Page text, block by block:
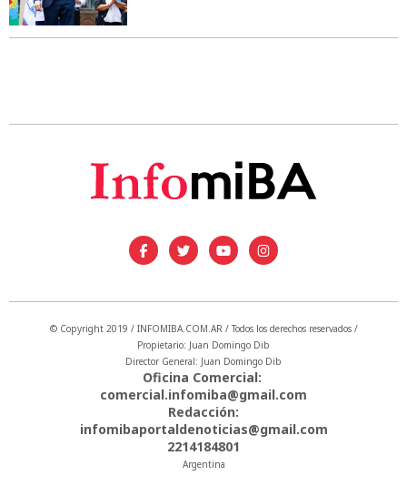
© Copyright 2019 / INFOMIBA.COM.AR / Todos los derechos reservados /
Propietario: Juan Domingo Dib
Director General: Juan Domingo Dib
Oficina Comercial:
comercial.infomiba@gmail.com
Redacción:
infomibaportaldenoticias@gmail.com
2214184801
Argentina